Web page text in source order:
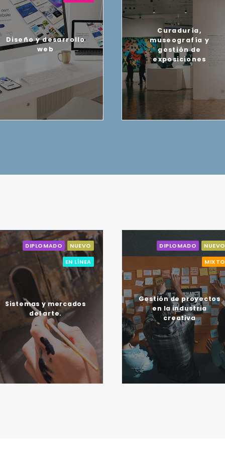
Diseño y desarrollo
web
Curaduría,
museografía y
gestión de
exposiciones
DIPLOMADO
NUEVO
MIXTO
Gestión de proyectos
en la industria
creativa
DIPLOMADO
Creación de
y
artísticas y